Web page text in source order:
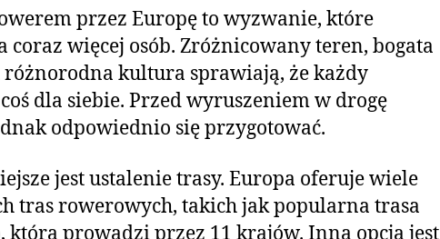
przez Europę to wyzwanie, które
coraz więcej osób. Zróżnicowany teren, bogata
kultura sprawiają, że każdy
dla siebie. Przed wyruszeniem w drogę
odpowiednio się przygotować.
jest ustalenie trasy. Europa oferuje wiele
tras rowerowych, takich jak popularna trasa
która prowadzi przez 11 krajów. Inną opcją jest